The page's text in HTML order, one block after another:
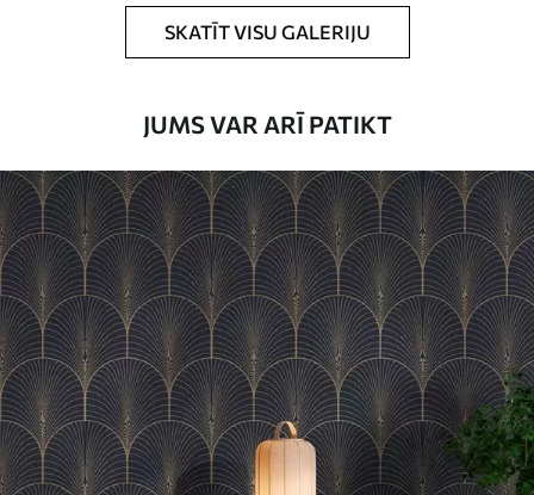
Tapetes var viegli notīrīt ar mīkstu sūkli.
Tapetes ar lakas pārklājumu var tīrīt ar
Viengabala lietojums
Pieejamie materiāli
Standarts
45.0027.00€/m²
Premium
56.67 34.00€/m²
SKATĪT VISU GALERIJU
JUMS VAR ARĪ PATIKT